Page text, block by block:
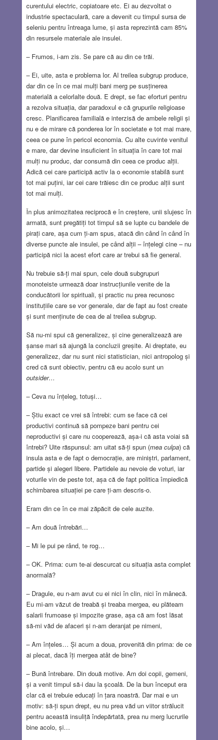
curentului electric, copiatoare etc. Ei au dezvoltat o
industrie spectaculară, care a devenit cu timpul sursa de
seleniu pentru întreaga lume, și asta reprezintă cam 85%
din resursele materiale ale insulei.
– Frumos, i-am zis. Se pare că au din ce trăi.
– Ei, uite, asta e problema lor. Al treilea subgrup produce,
dar din ce în ce mai mulți bani merg pe susținerea
materială a celorlalte două. E drept, se fac eforturi pentru
a rezolva situația, dar paradoxul e că grupurile religioase
cresc. Planificarea familială e interzisă de ambele religii și
nu e de mirare că ponderea lor în societate e tot mai mare,
ceea ce pune în pericol economia. Cu alte cuvinte venitul
e mare, dar devine insuficient în situația în care tot mai
mulți nu produc, dar consumă din ceea ce produc alții.
Adică cei care participă activ la o economie stabilă sunt
tot mai puțini, iar cei care trăiesc din ce produc alții sunt
tot mai mulți.
În plus animozitatea reciprocă e în creștere, unii slujesc în
armată, sunt pregătiți tot timpul să se lupte cu bandele de
pirați care, așa cum ți-am spus, atacă din când în când în
diverse puncte ale insulei, pe când alții – înțelegi cine – nu
participă nici la acest efort care ar trebui să fie general.
Nu trebuie să-ți mai spun, cele două subgrupuri
monoteiste urmează doar instrucțiunile venite de la
conducătorii lor spirituali, și practic nu prea recunosc
instituțiile care se vor generale, dar de fapt au fost create
și sunt menținute de cea de al treilea subgrup.
Să nu-mi spui că generalizez, și cine generalizează are
șanse mari să ajungă la concluzii greșite. Ai dreptate, eu
generalizez, dar nu sunt nici statistician, nici antropolog și
cred că sunt obiectiv, pentru că eu acolo sunt un
outsider…
– Ceva nu înțeleg, totuși…
– Știu exact ce vrei să întrebi: cum se face că cei
productivi continuă să pompeze bani pentru cei
neproductivi și care nu cooperează, așa-i că asta voiai să
întrebi? Uite răspunsul: am uitat să-ți spun (mea culpa) că
insula asta e de fapt o democrație, are miniștri, parlament,
partide și alegeri libere. Partidele au nevoie de voturi, iar
voturile vin de peste tot, așa că de fapt politica împiedică
schimbarea situației pe care ți-am descris-o.
Eram din ce în ce mai zăpăcit de cele auzite.
– Am două întrebări…
– Mi le pui pe rând, te rog…
– OK. Prima: cum te-ai descurcat cu situația asta complet
anormală?
– Dragule, eu n-am avut cu ei nici în clin, nici în mânecă.
Eu mi-am văzut de treabă și treaba mergea, eu plăteam
salarii frumoase și impozite grase, așa că am fost lăsat
să-mi văd de afaceri și n-am deranjat pe nimeni,
– Am înțeles… Și acum a doua, provenită din prima: de ce
ai plecat, dacă îți mergea atât de bine?
– Bună întrebare. Din două motive. Am doi copii, gemeni,
și a venit timpul să-i dau la școală. De la bun început era
clar că ei trebuie educați în țara noastră. Dar mai e un
motiv: să-ți spun drept, eu nu prea văd un viitor strălucit
pentru această insuliță îndepărtată, prea nu merg lucrurile
bine acolo, și…